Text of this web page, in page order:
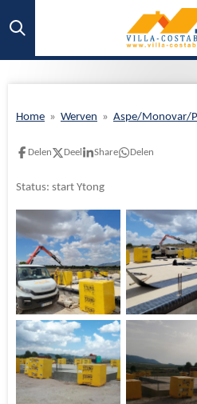
direct
Home » Werven » Aspe/Monovar/
Delen Deel Share Delen
Status: start Ytong